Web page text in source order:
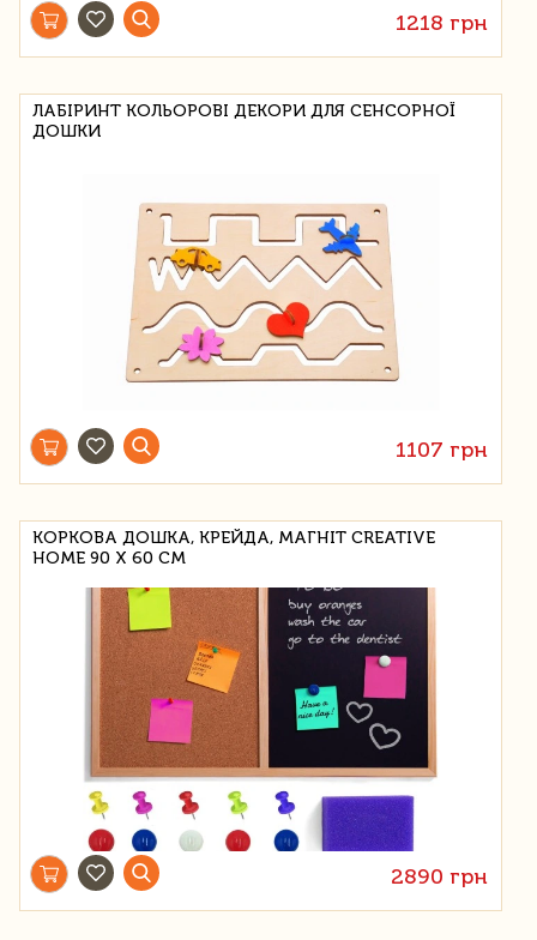
1218 грн
ЛАБІРИНТ КОЛЬОРОВІ ДЕКОРИ ДЛЯ СЕНСОРНОЇ
ДОШКИ
1107 грн
КОРКОВА ДОШКА, КРЕЙДА, МАГНІТ CREATIVE
HOME 90 Х 60 СМ
2890 грн